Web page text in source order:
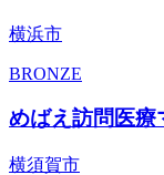
横浜市
BRONZE
めばえ訪問医療
横須賀市